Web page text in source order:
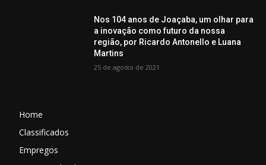
Nos 104 anos de Joaçaba, um olhar para
a inovação como futuro da nossa
região, por Ricardo Antonello e Luana
Martins
25 de agosto de 2021
Home
Classificados
Empregos